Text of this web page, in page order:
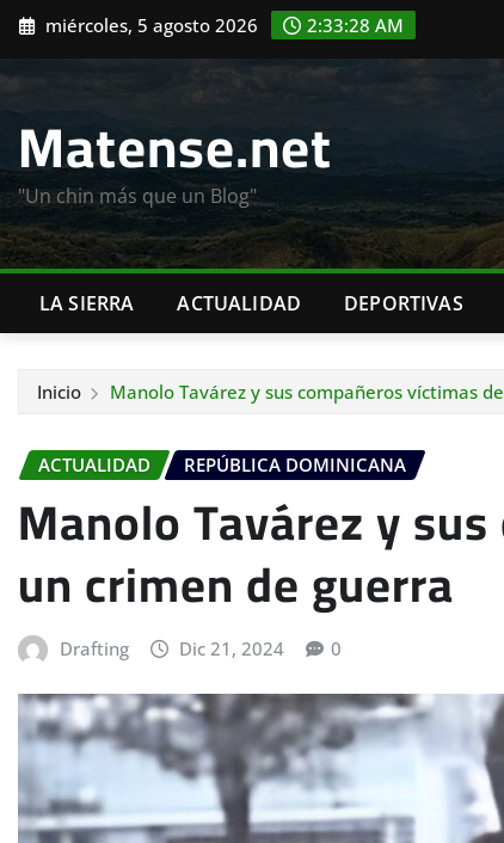
Saltar
contenido
miércoles, 5 agosto 2026 2:33:29 AM
Matense.net
"Un chin más que un Blog"
LA SIERRA ACTUALIDAD DEPORTIVAS
Inicio Manolo Tavárez y sus compañeros víctimas
ACTUALIDAD REPÚBLICA DOMINICANA
Manolo Tavárez y
un crimen de guerra
Drafting Dic 21, 2024 0